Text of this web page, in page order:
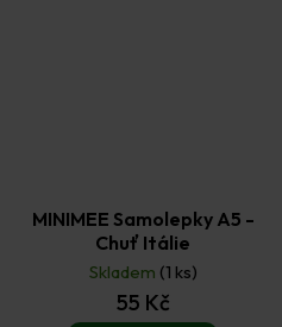
MINIMEE Samolepky A5 -
Chuť Itálie
Skladem (1 ks)
55 Kč